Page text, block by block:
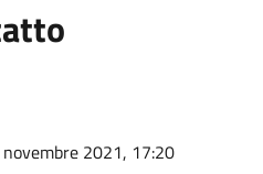
novembre 2021, 17:20